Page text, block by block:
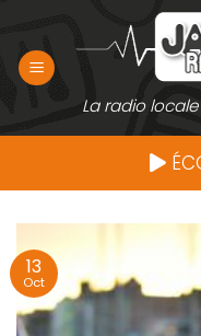
contenu
La radio locale
13
Oct